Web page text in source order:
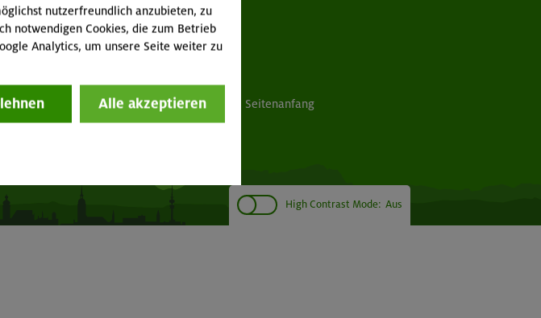
Vertrag widerrufen
Seite drucken Seitenanfang
High Contrast Mode: Aus
nutzerfreundlich anzubieten, zu
notwendigen Cookies, die zum Betrieb
Analytics, um unsere Seite weiter zu
Alle akzeptieren